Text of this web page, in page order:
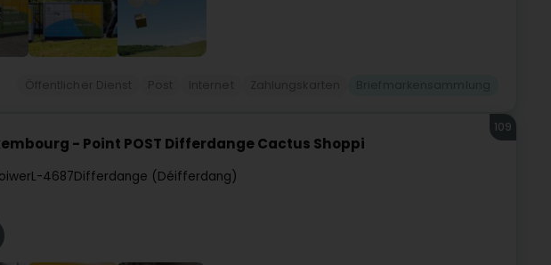
- Point POST Differdange Cactus Shoppi
L-4687Differdange (Déifferdang)
109